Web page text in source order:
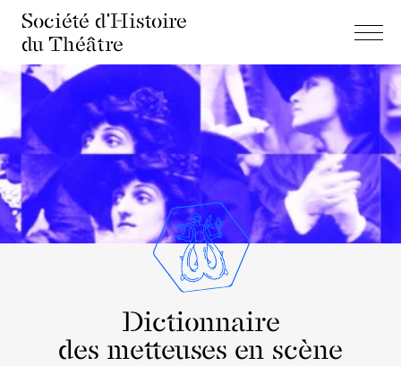
Société d'Histoire
du Théâtre
Dictionnaire
des metteuses en scène